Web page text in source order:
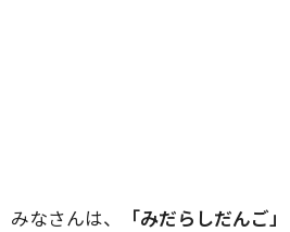
みなさんは、 「みだらしだんご」